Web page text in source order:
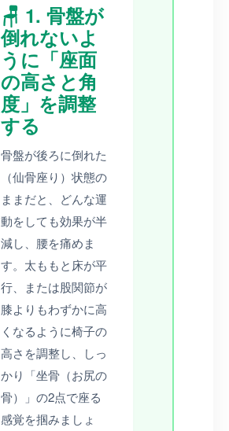
🪑 1. 骨盤が
倒れないよ
うに「座面
の高さと角
度」を調整
する
骨盤が後ろに倒れた
（仙骨座り）状態の
ままだと、どんな運
動をしても効果が半
減し、腰を痛めま
す。太ももと床が平
行、または股関節が
膝よりもわずかに高
くなるように椅子の
高さを調整し、しっ
かり「坐骨（お尻の
骨）」の2点で座る
感覚を掴みましょ